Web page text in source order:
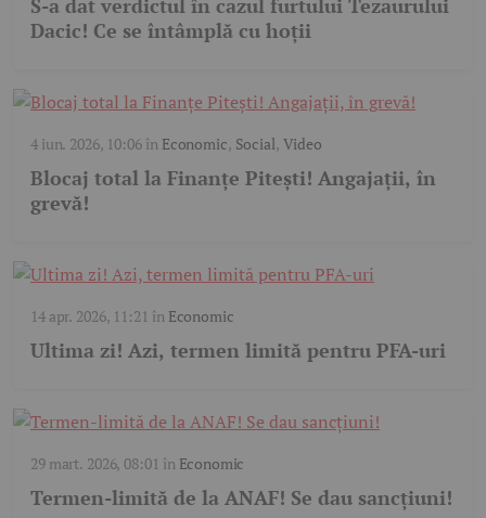
Dacic! Ce se întâmplă cu hoții
4 iun. 2026, 10:06în Economic, Social, Video
Blocaj total la Finanțe Pitești! Angajații, în
grevă!
14 apr. 2026, 11:21 în Economic
Ultima zi! Azi, termen limită pentru PFA-uri
29 mart. 2026, 08:01 în Economic
Termen-limită de la ANAF! Se dau sancțiuni!